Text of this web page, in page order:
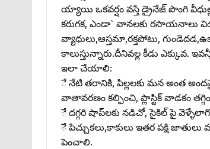
య్యాయి ఒకవర్షం వస్తే డ్రైనేజ్‌ పొంగి
కరుగక, ఎండా` వానలకు రసాయనాలు
వ్యాధులు,ఆస్తమా,రక్తపోటు,
కాలుస్తున్నారు.దీనివల్ల కీడు ఎక్కువ.
ఇలా చేయాలి:
నేటి తరానికి, పిల్లలకు మన అంత
వాతావరణం కల్పించి, ప్లాస్టిక్‌ వాడకం
దగ్గరి షాప్‌లకు నడిచో, సైకిల్‌ పై
పిచ్చుకలు,కాకులు ఇతర పక్షి
పెంచాలి.